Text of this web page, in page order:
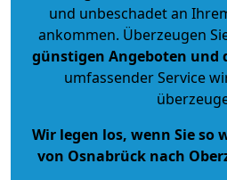
und unbeschadet an
ankommen. Überzeugen
günstigen Angeboten und
umfassender Service
Wir legen los, wenn Sie so
von Osnabrück nach